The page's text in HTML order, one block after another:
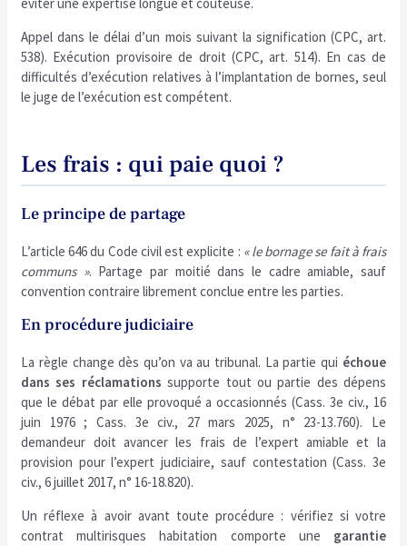
Appel dans le délai d’un mois suivant la signification (CPC, art.
538). Exécution provisoire de droit (CPC, art. 514). En cas de
difficultés d’exécution relatives à l’implantation de bornes, seul
le juge de l’exécution est compétent.
Les frais : qui paie quoi ?
Le principe de partage
L’article 646 du Code civil est explicite : « le bornage se fait à frais
communs ». Partage par moitié dans le cadre amiable, sauf
convention contraire librement conclue entre les parties.
En procédure judiciaire
La règle change dès qu’on va au tribunal. La partie qui échoue
dans ses réclamations supporte tout ou partie des dépens
que le débat par elle provoqué a occasionnés (Cass. 3e civ., 16
juin 1976 ; Cass. 3e civ., 27 mars 2025, n° 23-13.760). Le
demandeur doit avancer les frais de l’expert amiable et la
provision pour l’expert judiciaire, sauf contestation (Cass. 3e
civ., 6 juillet 2017, n° 16-18.820).
Un réflexe à avoir avant toute procédure : vérifiez si votre
contrat multirisques habitation comporte une garantie